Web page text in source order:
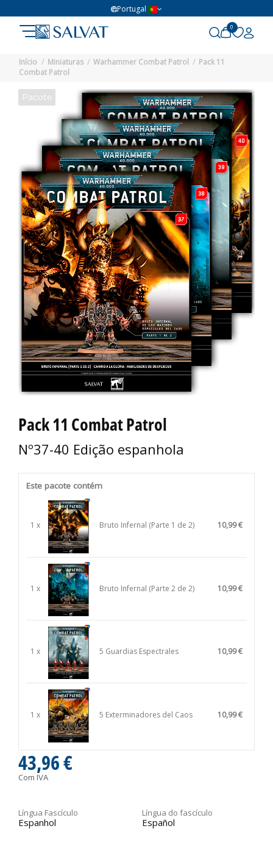
Portugal
0
Início Miniaturas Warhammer Combat Patrol
Pack 11
Combat Patrol
Pacote
Pack 11 Combat Patrol
Nº37-40 Edição espanhola
Este pacote contém
1 x Bruto Infernal (Parte 1 de 2) 10,99 €
1 x Bruto Infernal (Parte 2 de 2) 10,99 €
1 x 5 Guardias Espectrales 10,99 €
1 x 5 Exterminadores del Caos 10,99 €
43,96 €
Com IVA
Língua Fascículo
Espanhol
Língua do fascículo
Español